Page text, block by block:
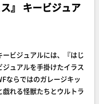
』 キービジュア
ビジュアルには、『はじ
ュアルを手掛けたイラス
ならではのガレージキッ
れる怪獣たちとウルトラ